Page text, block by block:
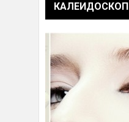
КАЛЕИДОСКОП